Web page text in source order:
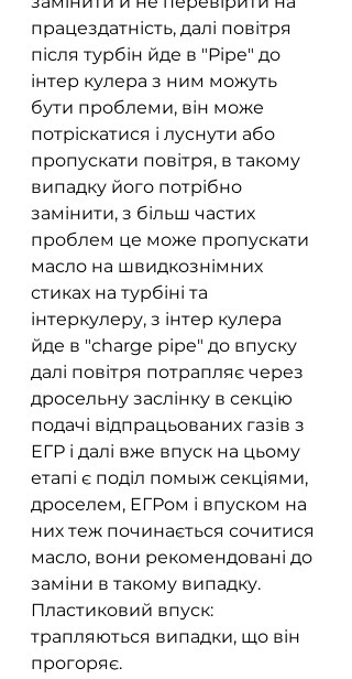
працездатність, далі повітря
після турбін йде в "Pipe" до
інтер кулера з ним можуть
бути проблеми, він може
потріскатися і луснути або
пропускати повітря, в такому
випадку його потрібно
замінити, з більш частих
проблем це може пропускати
масло на швидкознімних
стиках на турбіні та
інтеркулеру, з інтер кулера
йде в "charge pipe" до впуску
далі повітря потрапляє через
дросельну заслінку в секцію
подачі відпрацьованих газів з
ЕГР і далі вже впуск на цьому
етапі є поділ помыж секціями,
дроселем, ЕГРом і впуском на
них теж починається сочитися
масло, вони рекомендовані до
заміни в такому випадку.
Пластиковий впуск:
трапляються випадки, що він
прогоряє.